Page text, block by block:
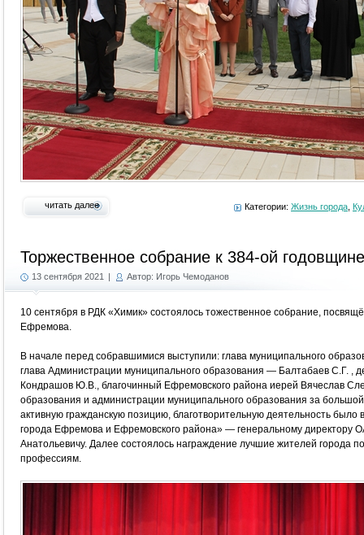
читать далее Категории: Жизнь города
Торжественное собрание к 384-ой
13 сентября 2021 | Автор: Игорь Чемоданов
10 сентября в РДК «Химик» состоялось тожественное собрание,
Ефремова.
В начале перед собравшимися выступили: глава муниципального
глава Администрации муниципального образования — Балтабаев С.Г. ,
Кондрашов Ю.В., благочинный Ефремовского района иерей Вячеслав
образования и администрации муниципального образования за
активную гражданскую позицию, благотворительную деятельность
города Ефремова и Ефремовского района» — генеральному директору
Анатольевичу. Далее состоялось награждение лучшие жителей города
профессиям.